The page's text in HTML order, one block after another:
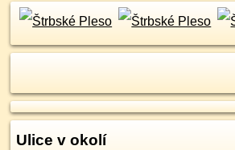
Ulice v okolí